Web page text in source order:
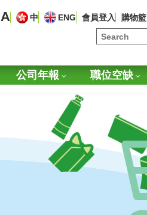
A 中 ENG 會員登入 購物籃
公司年報 職位空缺